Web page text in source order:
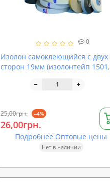
0
Изолон самоклеющийся с двух
сторон 19мм (изолонтейп 1501,
25,00грн. --4%
26,00грн.
Подробнее Оптовые цены
Нет в наличии